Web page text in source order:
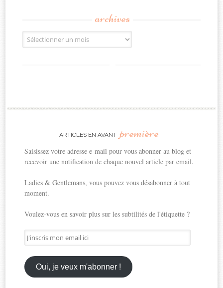
archives
Archives
ARTICLES EN AVANT première
Saisissez votre adresse e-mail pour vous abonner au blog et
recevoir une notification de chaque nouvel article par email.
Ladies & Gentlemans, vous pouvez vous désabonner à tout
moment.
Voulez-vous en savoir plus sur les subtilités de l'étiquette ?
J'inscris
mon
email
ici
Oui, je veux m'abonner !